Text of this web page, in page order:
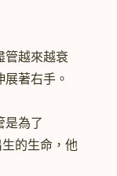
管越來越衰
著右手。
是為了
的生命，他